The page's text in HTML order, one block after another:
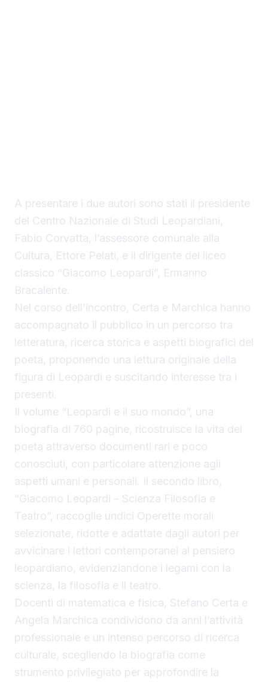
A presentare i due autori sono stati il presidente
del Centro Nazionale di Studi Leopardiani,
Fabio Corvatta, l’assessore comunale alla
Cultura, Ettore Pelati, e il dirigente del liceo
classico “Giacomo Leopardi”, Ermanno
Bracalente.
Nel corso dell’incontro, Certa e Marchica hanno
accompagnato il pubblico in un percorso tra
letteratura, ricerca storica e aspetti biografici del
poeta, proponendo una lettura originale della
figura di Leopardi e suscitando interesse tra i
presenti.
Il volume “Leopardi e il suo mondo”, una
biografia di 760 pagine, ricostruisce la vita del
poeta attraverso documenti rari e poco
conosciuti, con particolare attenzione agli
aspetti umani e personali. Il secondo libro,
“Giacomo Leopardi – Scienza Filosofia e
Teatro”, raccoglie undici Operette morali
selezionate, ridotte e adattate dagli autori per
avvicinare i lettori contemporanei al pensiero
leopardiano, evidenziandone i legami con la
scienza, la filosofia e il teatro.
Docenti di matematica e fisica, Stefano Certa e
Angela Marchica condividono da anni l’attività
professionale e un intenso percorso di ricerca
culturale, scegliendo la biografia come
strumento privilegiato per approfondire la